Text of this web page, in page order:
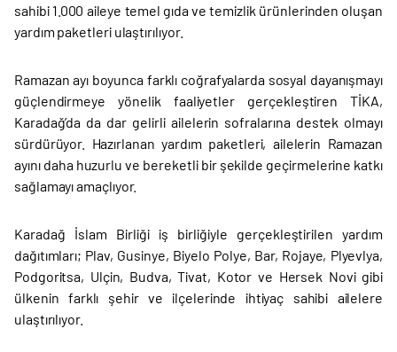
sahibi 1.000 aileye temel gıda ve temizlik ürünlerinden oluşan
yardım paketleri ulaştırılıyor.
Ramazan ayı boyunca farklı coğrafyalarda sosyal dayanışmayı
güçlendirmeye yönelik faaliyetler gerçekleştiren TİKA,
Karadağ’da da dar gelirli ailelerin sofralarına destek olmayı
sürdürüyor. Hazırlanan yardım paketleri, ailelerin Ramazan
ayını daha huzurlu ve bereketli bir şekilde geçirmelerine katkı
sağlamayı amaçlıyor.
Karadağ İslam Birliği iş birliğiyle gerçekleştirilen yardım
dağıtımları; Plav, Gusinye, Biyelo Polye, Bar, Rojaye, Plyevlya,
Podgoritsa, Ulçin, Budva, Tivat, Kotor ve Hersek Novi gibi
ülkenin farklı şehir ve ilçelerinde ihtiyaç sahibi ailelere
ulaştırılıyor.